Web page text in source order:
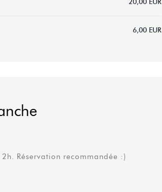
20,00 EUR
6,00 EUR
Réservation recommandée :)